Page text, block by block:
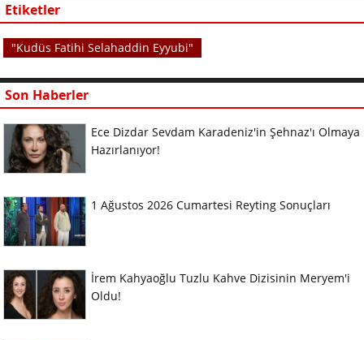
Etiketler
"Kudüs Fatihi Selahaddin Eyyubi"
Son Haberler
Ece Dizdar Sevdam Karadeniz'in Şehnaz'ı Olmaya
Hazırlanıyor!
1 Ağustos 2026 Cumartesi Reyting Sonuçları
İrem Kahyaoğlu Tuzlu Kahve Dizisinin Meryem'i
Oldu!